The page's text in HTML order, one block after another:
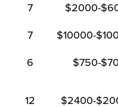
7
$2000-
7
$10000-
6
$750-
12
$2400-